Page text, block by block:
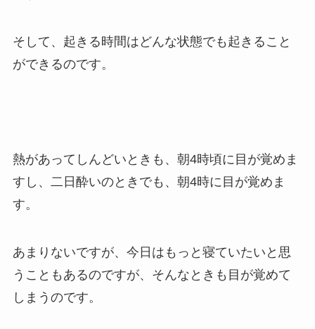
そして、起きる時間はどんな状態でも起きること
ができるのです。
熱があってしんどいときも、朝4時頃に目が覚めま
すし、二日酔いのときでも、朝4時に目が覚めま
す。
あまりないですが、今日はもっと寝ていたいと思
うこともあるのですが、そんなときも目が覚めて
しまうのです。